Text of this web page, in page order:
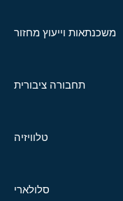
משכנתאות וייעוץ מחזור
תחבורה ציבורית
טלוויזיה
סלולארי